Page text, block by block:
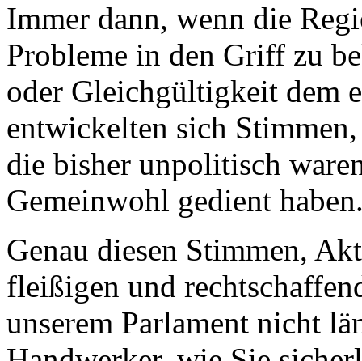
Immer dann, wenn die
Probleme in den Griff zu
oder Gleichgültigkeit dem
entwickelten sich
die bisher unpolitisch
Gemeinwohl gedient
Genau diesen Stimmen,
fleißigen und
unserem Parlament nicht